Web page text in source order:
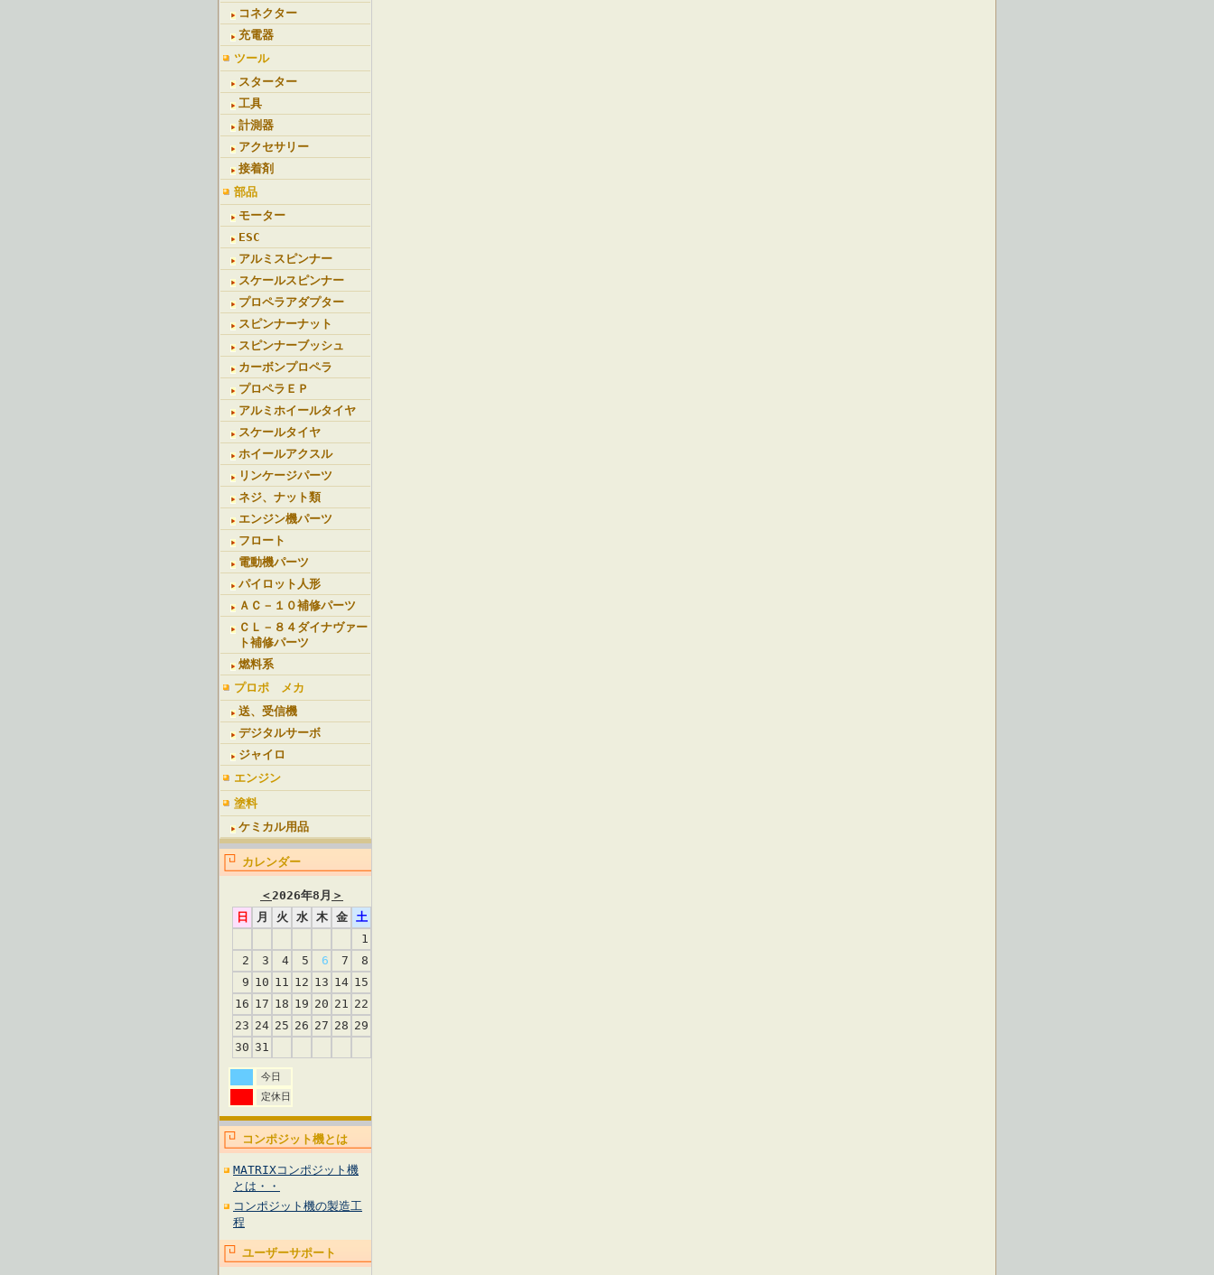
コネクター
充電器
ツール
スターター
工具
計測器
アクセサリー
接着剤
部品
モーター
ESC
アルミスピンナー
スケールスピンナー
プロペラアダプター
スピンナーナット
スピンナーブッシュ
カーボンプロペラ
プロペラＥＰ
アルミホイールタイヤ
スケールタイヤ
ホイールアクスル
リンケージパーツ
ネジ、ナット類
エンジン機パーツ
フロート
電動機パーツ
パイロット人形
ＡＣ－１０補修パーツ
ＣＬ－８４ダイナヴァー
ト補修パーツ
燃料系
プロポ メカ
送、受信機
デジタルサーボ
ジャイロ
エンジン
塗料
ケミカル用品
カレンダー
＜2026年8月 ＞
日
月 火 水 木 金
土
1
2
3 4 5 6 7
8
9 10 11 12 13 14 15
16 17 18 19 20 21 22
23 24 25 26 27 28 29
30 31
今日
定休日
コンポジット機とは
MATRIXコンポジット機
とは・・
コンポジット機の製造工
程
ユーザーサポート